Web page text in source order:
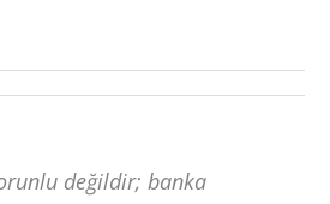
değildir; banka